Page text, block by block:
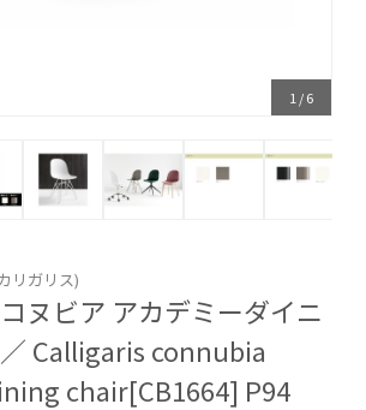
1 /6
リガリス)
ヌビア アカデミーダイニ
Calligaris connubia
chair[CB1664] P94